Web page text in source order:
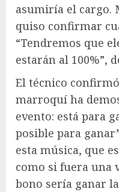
asumiría el cargo.
quiso confirmar
“Tendremos que
estarán al 100%”,
El técnico
marroquí ha
evento: está para
posible para
esta música, que
como si fuera una
bono sería ganar